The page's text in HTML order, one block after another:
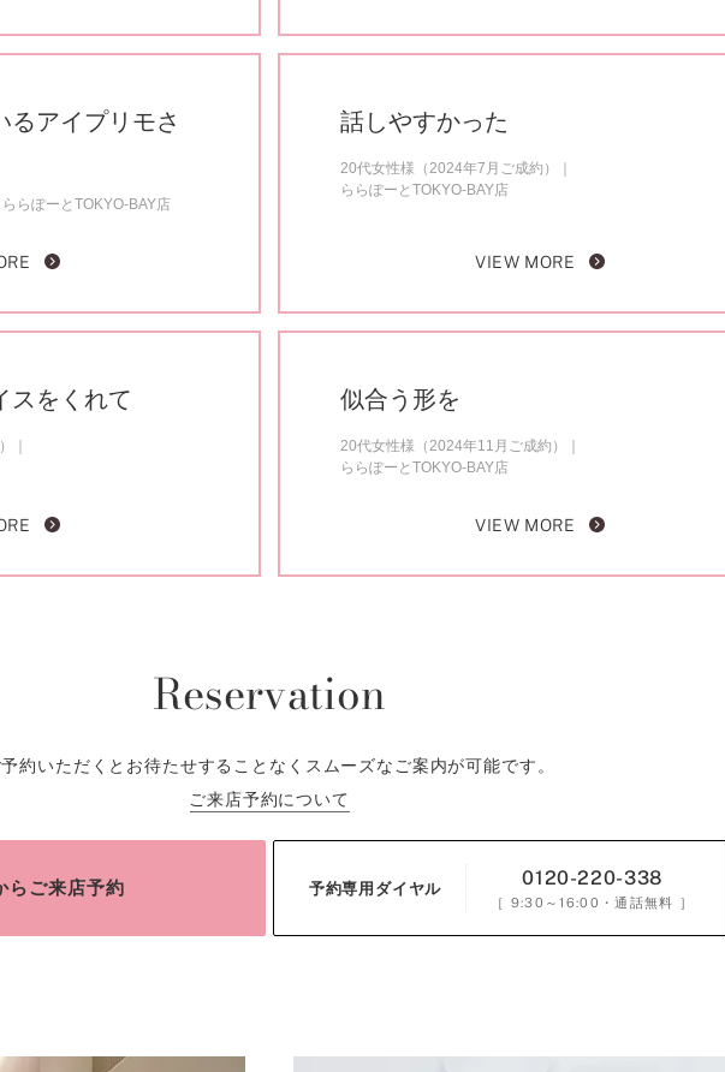
るアイプリモさ
ららぽーとTOKYO-BAY店
話しやすかった
20代女性様（2024年7月ご成約）
ららぽーとTOKYO-BAY店
VIEW MORE
スをくれて 似合う形を
20代女性様（2024年11月ご成約）
ららぽーとTOKYO-BAY店
VIEW MORE
Reservation
約いただくとお待たせすることなくスムーズなご案内が可能です。
ご来店予約について
らご来店予約 予約専用ダイヤル 0120-220-338
［ 9:30～16:00 ・通話無料 ］